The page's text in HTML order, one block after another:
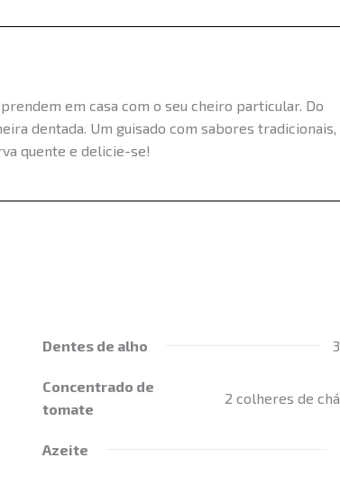
em casa com o seu cheiro particular. Do
dentada. Um guisado com sabores tradicionais,
quente e delicie-se!
Dentes de alho 3
Concentrado de
tomate
2 colheres de chá
Azeite